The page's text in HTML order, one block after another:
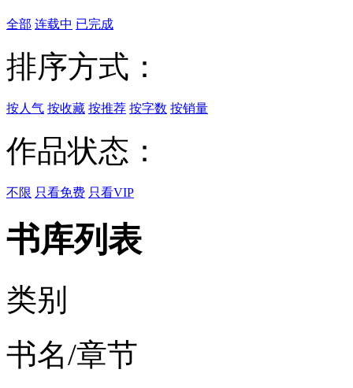
全部 连载中 已完成
排序方式：
按人气 按收藏 按推荐 按字数 按销量
作品状态：
不限 只看免费 只看VIP
书库列表
类别
书名/章节